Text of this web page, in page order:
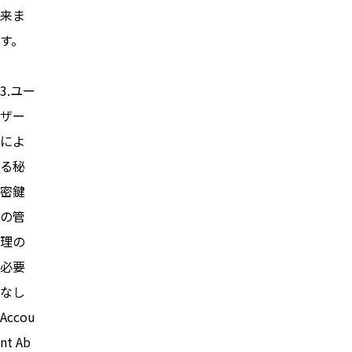
来ま
す。
3.ユー
ザー
によ
る秘
密鍵
の管
理の
必要
なし
Accou
nt Ab